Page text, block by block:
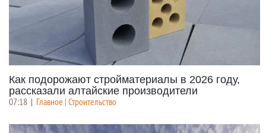
Как подорожают стройматериалы в 2026 году,
рассказали алтайские производители
07:18 | Главное | Строительство